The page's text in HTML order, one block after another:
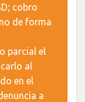
cobro
de forma
parcial el
al
en el
a